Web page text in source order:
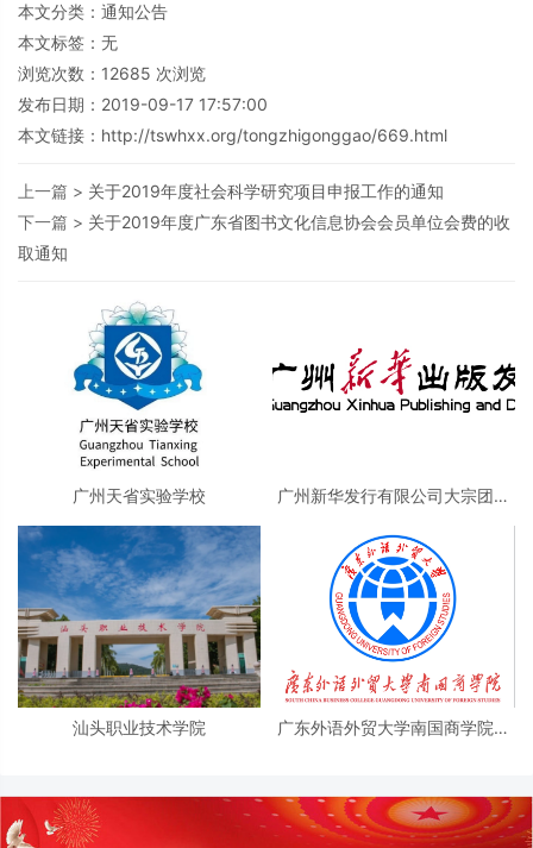
本文分类： 通知公告
本文标签：无
浏览次数： 12685 次浏览
发布日期：2019-09-17 17:57:00
本文链接： http://tswhxx.org/tongzhigonggao/669.html
上一篇 > 关于2019年度社会科学研究项目申报工作的通知
下一篇 > 关于2019年度广东省图书文化信息协会会员单位会费的收
取通知
广州天省实验学校
广州新华发行有限公司大宗团购
汕头职业技术学院
广东外语外贸大学南国商学院图